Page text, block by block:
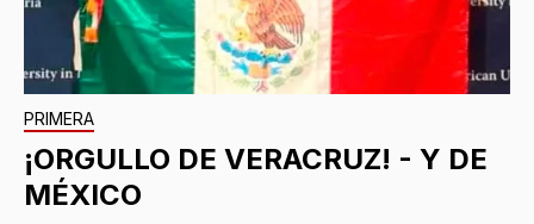
PRIMERA
¡ORGULLO DE VERACRUZ! - Y DE
MÉXICO